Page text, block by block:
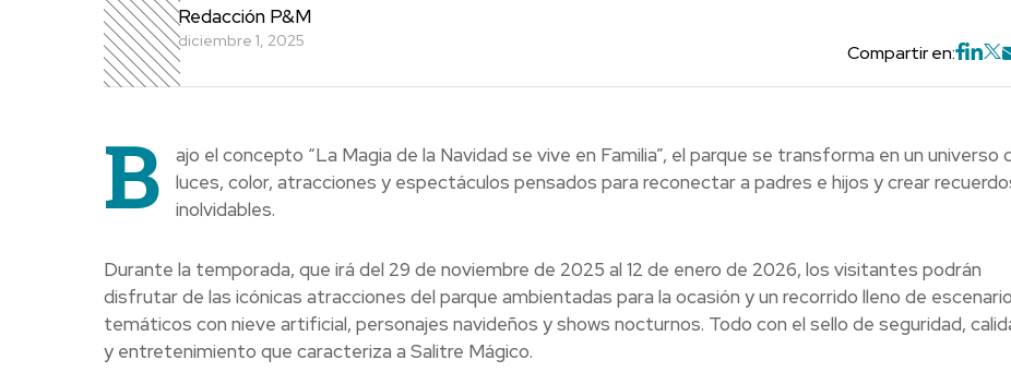
Redacción P&M
diciembre 1, 2025
Compartir en:
B
ajo el concepto “La Magia de la Navidad se vive en Familia”, el parque se transforma en un universo
luces, color, atracciones y espectáculos pensados para reconectar a padres e hijos y crear
inolvidables.
Durante la temporada, que irá del 29 de noviembre de 2025 al 12 de enero de 2026, los visitantes podrán
disfrutar de las icónicas atracciones del parque ambientadas para la ocasión y un recorrido lleno de
temáticos con nieve artificial, personajes navideños y shows nocturnos. Todo con el sello de seguridad,
y entretenimiento que caracteriza a Salitre Mágico.